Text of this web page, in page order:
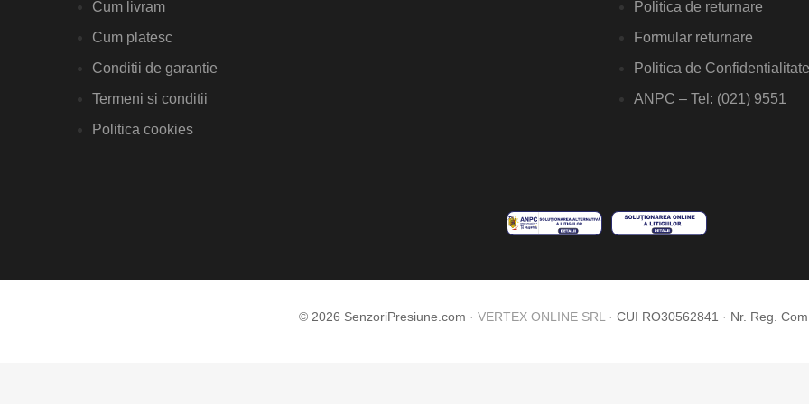
Cum livram
Cum platesc
Conditii de garantie
Termeni si conditii
Politica cookies
Politica de returnare
Formular returnare
Politica de Confidentialitate
ANPC – Tel: (021) 9551
© 2026 SenzoriPresiune.com · VERTEX ONLINE SRL· CUI RO30562841 · Nr. Reg.